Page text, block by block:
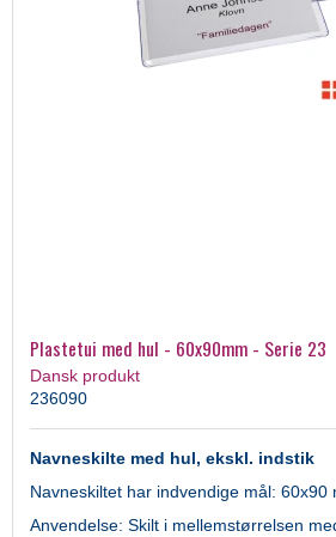
Plastetui med hul - 60x90mm - Serie 23
Dansk produkt
236090
Navneskilte med hul, ekskl. indstik
Navneskiltet har indvendige mål: 60x90
Anvendelse: Skilt i mellemstørrelsen